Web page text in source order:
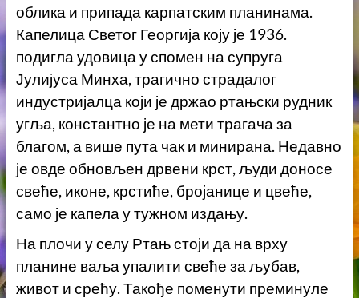
облика и припада карпатским планинама.
Капелица Светог Георгија коју је 1936.
подигла удовица у спомен на супруга
Јулијуса Минха, трагично страдалог
индустријалца који је држао ртањски рудник
угља, константно је на мети трагача за
благом, а више пута чак и минирана. Недавно
је овде обновљен дрвени крст, људи доносе
свеће, иконе, крстиће, бројанице и цвеће,
само је капела у тужном издању.
На плочи у селу Ртањ стоји да на врху
планине ваља упалити свеће за љубав,
живот и срећу. Такође поменути преминуле